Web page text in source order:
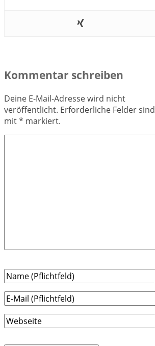
Kommentar schreiben
Deine E-Mail-Adresse wird nicht
veröffentlicht. Erforderliche Felder sind
mit* markiert.